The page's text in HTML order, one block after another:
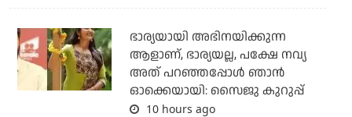
ഭാര്യയായി അഭിനയിക്കുന്ന
ആളാണ്, ഭാര്യയല്ല, പക്ഷേ നവ്യ
അത് പറഞ്ഞപ്പോള്‍ ഞാന്‍
ഓക്കെയായി: സൈജു കുറുപ്പ്
10 hours ago